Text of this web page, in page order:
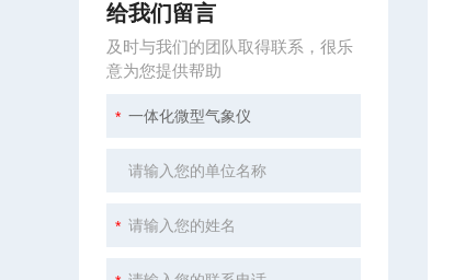
给我们留言
及时与我们的团队取得联系，很乐
意为您提供帮助